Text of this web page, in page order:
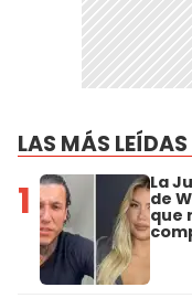
LAS MÁS LEÍDAS
1 La
de
que